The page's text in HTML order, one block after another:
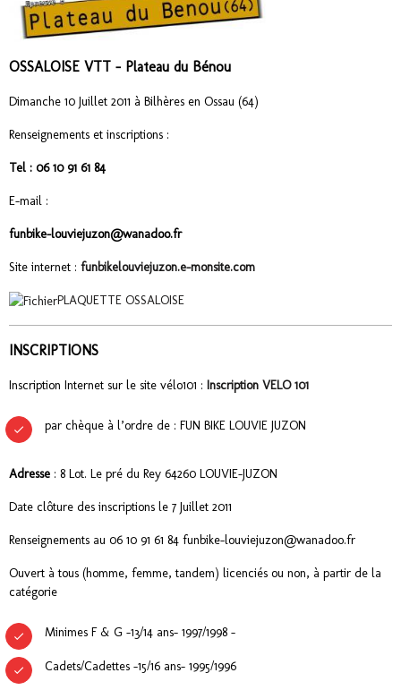
OSSALOISE VTT – Plateau du Bénou
Dimanche 10 Juillet 2011 à Bilhères en Ossau (64)
Renseignements et inscriptions :
Tel : 06 10 91 61 84
E-mail :
funbike-louviejuzon@wanadoo.fr
Site internet : funbikelouviejuzon.e-monsite.com
PLAQUETTE OSSALOISE
INSCRIPTIONS
Inscription Internet sur le site vélo101 : Inscription VELO 101
par chèque à l’ordre de : FUN BIKE LOUVIE JUZON
Adresse : 8 Lot. Le pré du Rey 64260 LOUVIE-JUZON
Date clôture des inscriptions le 7 Juillet 2011
Renseignements au 06 10 91 61 84 funbike-louviejuzon@wanadoo.fr
Ouvert à tous (homme, femme, tandem) licenciés ou non, à partir de la
catégorie
Minimes F & G -13/14 ans- 1997/1998 -
Cadets/Cadettes -15/16 ans- 1995/1996